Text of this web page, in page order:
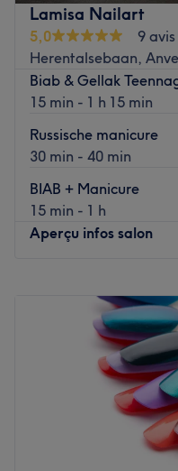
Lamisa Nailart
5,0
9 avis
Herentalsebaan,
Biab & Gellak
15 min - 1 h 15 min
Russische manicure
30 min - 40 min
BIAB + Manicure
15 min - 1 h
Aperçu infos salon
Mercredi
Vendredi
is een